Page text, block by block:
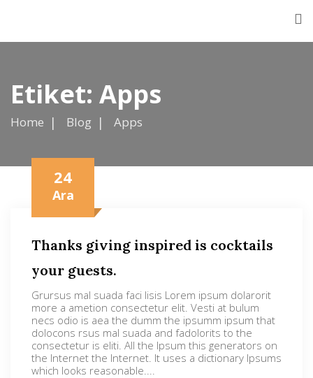
Etiket: Apps
Home Blog Apps
24
Ara
Thanks giving inspired is cocktails
your guests.
Grursus mal suada faci lisis Lorem ipsum dolarorit
more a ametion consectetur elit. Vesti at bulum
necs odio is aea the dumm the ipsumm ipsum that
dolocons rsus mal suada and fadolorits to the
consectetur is eliti. All the Ipsum this generators on
the Internet the Internet. It uses a dictionary Ipsums
which looks reasonable....